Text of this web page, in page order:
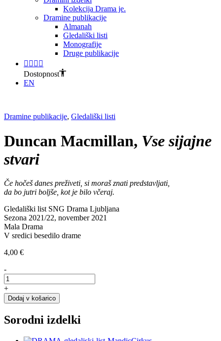
Kolekcija Drama je.
Dramine publikacije
Almanah
Gledališki listi
Monografije
Druge publikacije
Dostopnost
EN
Dramine publikacije, Gledališki listi
Duncan Macmillan, Vse sijajne
stvari
Če hočeš danes preživeti, si moraš znati predstavljati,
da bo jutri boljše, kot je bilo včeraj.
Gledališki list SNG Drama Ljubljana
Sezona 2021/22, november 2021
Mala Drama
V sredici besedilo drame
4,00 €
-
Duncan
Macmillan,
Vse
sijajne
količina
+
Dodaj v košarico
Sorodni izdelki